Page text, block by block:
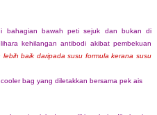
bahagian bawah peti sejuk dan bukan di
kehilangan antibodi akibat pembekuan
baik daripada susu formula kerana susu
bag yang diletakkan bersama pek ais